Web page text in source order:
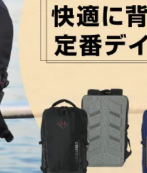
書籍・雑誌出版
チャレンジ
CAMPFIRE